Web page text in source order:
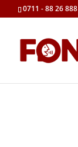
0711 - 88 26 888